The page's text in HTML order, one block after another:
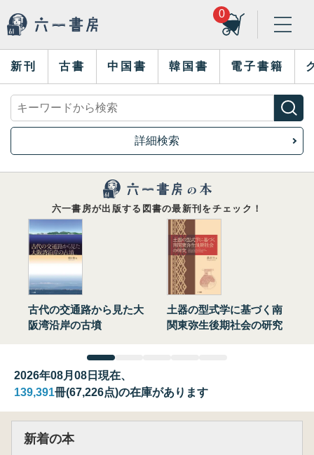
0
新刊 古書 中国書 韓国書 電子書籍
詳細検索
六一書房が出版する図書の最新刊をチェック！
古代の交通路から見た大
阪湾沿岸の古墳
土器の型式学に基づく南
関東弥生後期社会の研究
2026年08月08日現在、
139,391冊(67,226点)の在庫があります
新着の本